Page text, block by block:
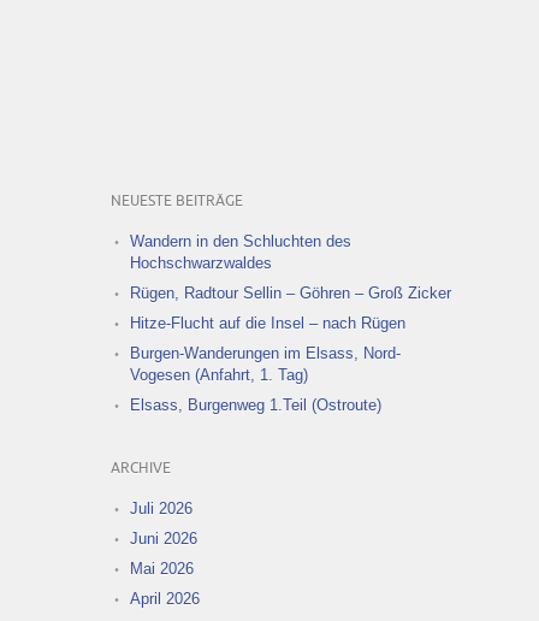
NEUESTE BEITRÄGE
Wandern in den Schluchten des
Hochschwarzwaldes
Rügen, Radtour Sellin – Göhren – Groß Zicker
Hitze-Flucht auf die Insel – nach Rügen
Burgen-Wanderungen im Elsass, Nord-
Vogesen (Anfahrt, 1. Tag)
Elsass, Burgenweg 1.Teil (Ostroute)
ARCHIVE
Juli 2026
Juni 2026
Mai 2026
April 2026